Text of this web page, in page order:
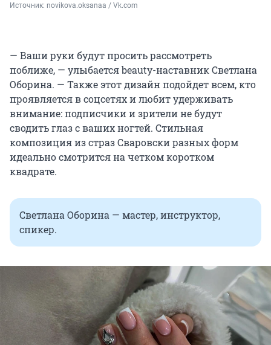
Источник: novikova.oksanaa / Vk.com
— Ваши руки будут просить рассмотреть
поближе, — улыбается beauty-наставник Светлана
Оборина. — Также этот дизайн подойдет всем, кто
проявляется в соцсетях и любит удерживать
внимание: подписчики и зрители не будут
сводить глаз с ваших ногтей. Стильная
композиция из страз Сваровски разных форм
идеально смотрится на четком коротком
квадрате.
Светлана Оборина — мастер, инструктор,
спикер.